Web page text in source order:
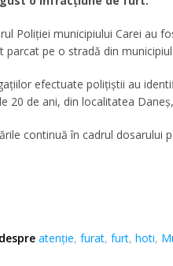
Poliției municipiului Carei au
parcat pe o stradă din
efectuate polițiștii au
20 de ani, din localitatea
continuă în cadrul
atenție, furat, furt, hoti,